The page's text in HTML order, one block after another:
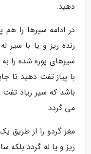
دهید.
در ادامه سیرها را
رنده ریز و یا با سیر
سیرهای پوره شده را
با پیاز تفت دهید تا
باشد که سیر زیاد
می گردد.
مغز گردو را از طریق
ریز و یا له گردد بلکه